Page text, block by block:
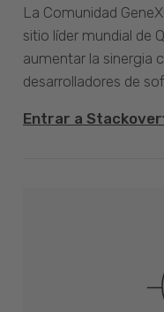
La Comunidad
sitio líder mundial de
aumentar la sinergia
desarrolladores de
Entrar a